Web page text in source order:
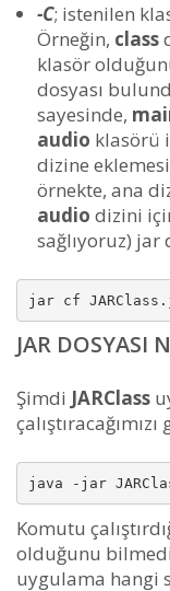
-C; istenilen
Örneğin, class
klasör
dosyası
sayesinde,
audio klasörü
dizine
örnekte, ana
audio dizini
sağlıyoruz) jar
jar cf
JAR DOSYASI
Şimdi JARClass
java -jar
Komutu
olduğunu
uygulama hangi